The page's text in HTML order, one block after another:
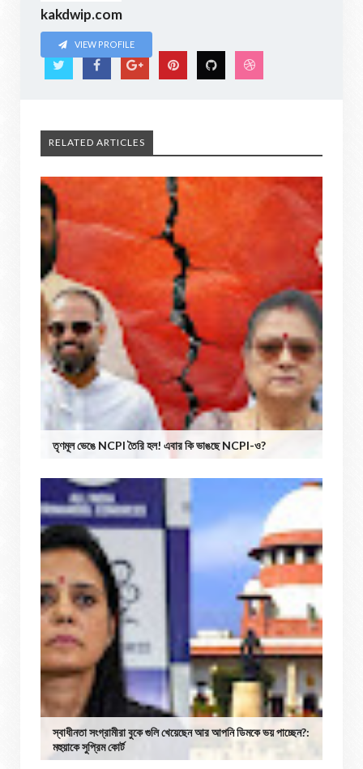
kakdwip.com
VIEW PROFILE
RELATED ARTICLES
তৃণমূল ভেঙে NCPI তৈরি হল! এবার কি ভাঙছে NCPI-ও?
স্বাধীনতা সংগ্রামীরা বুকে গুলি খেয়েছেন আর আপনি ডিমকে ভয় পাচ্ছেন?:
মহুয়াকে সুপ্রিম কোর্ট